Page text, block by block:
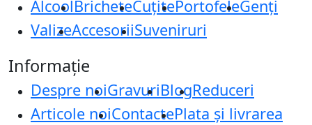
AlcoolBricheteCuțitePortofeleGenți
ValizeAccesoriiSuveniruri
Informație
Despre noiGravuriBlogReduceri
Articole noiContactePlata și livrarea